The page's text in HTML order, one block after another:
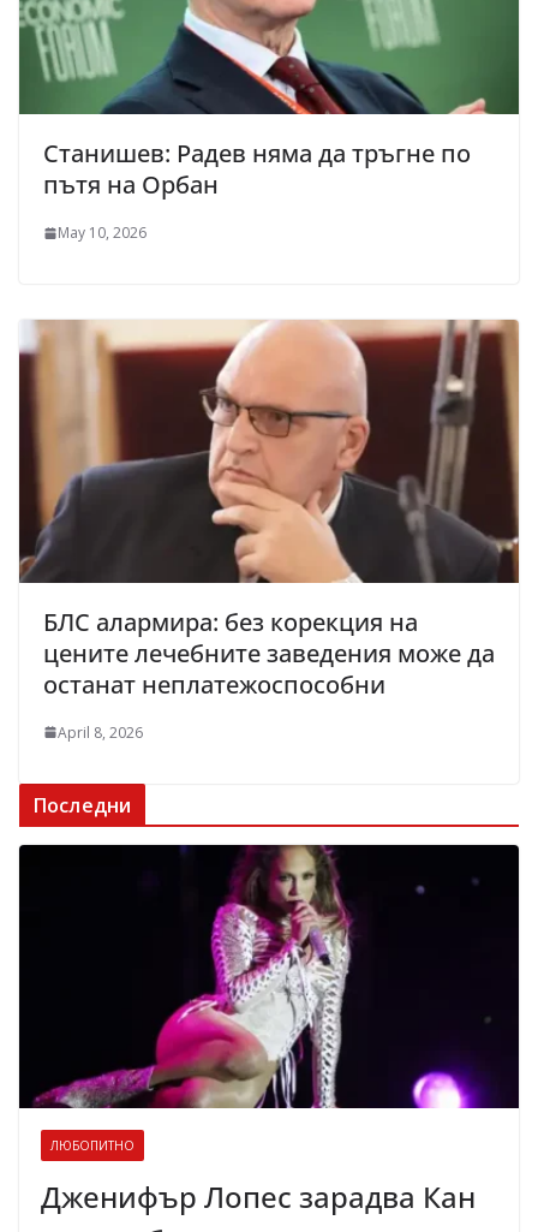
Станишев: Радев няма да тръгне по
пътя на Орбан
May 10, 2026
БЛС алармира: без корекция на
цените лечебните заведения може да
останат неплатежоспособни
April 8, 2026
Последни
ЛЮБОПИТНО
Дженифър Лопес зарадва Кан